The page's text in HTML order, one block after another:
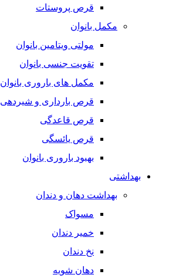
قرص پروستات
مکمل بانوان
مولتی ویتامین بانوان
تقویت جنسی بانوان
مکمل های باروری بانوان
قرص بارداری و شیردهی
قرص قاعدگی
قرص یائسگی
بهبود باروری بانوان
بهداشتی
بهداشت دهان و دندان
مسواک
خمیر دندان
نخ دندان
دهان شویه